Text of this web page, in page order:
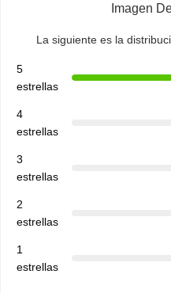
Imagen
La siguiente es la
5
estrellas
4
estrellas
3
estrellas
2
estrellas
1
estrellas